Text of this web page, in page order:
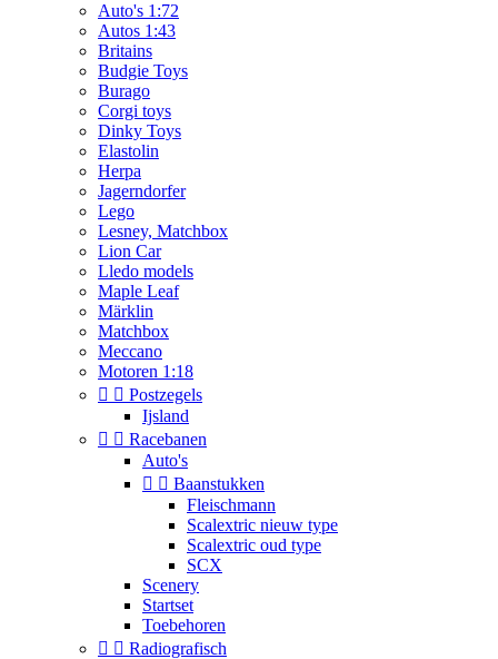
Auto's 1:72
Autos 1:43
Britains
Budgie Toys
Burago
Corgi toys
Dinky Toys
Elastolin
Herpa
Jagerndorfer
Lego
Lesney, Matchbox
Lion Car
Lledo models
Maple Leaf
Märklin
Matchbox
Meccano
Motoren 1:18
  Postzegels
Ijsland
  Racebanen
Auto's
  Baanstukken
Fleischmann
Scalextric nieuw type
Scalextric oud type
SCX
Scenery
Startset
Toebehoren
  Radiografisch